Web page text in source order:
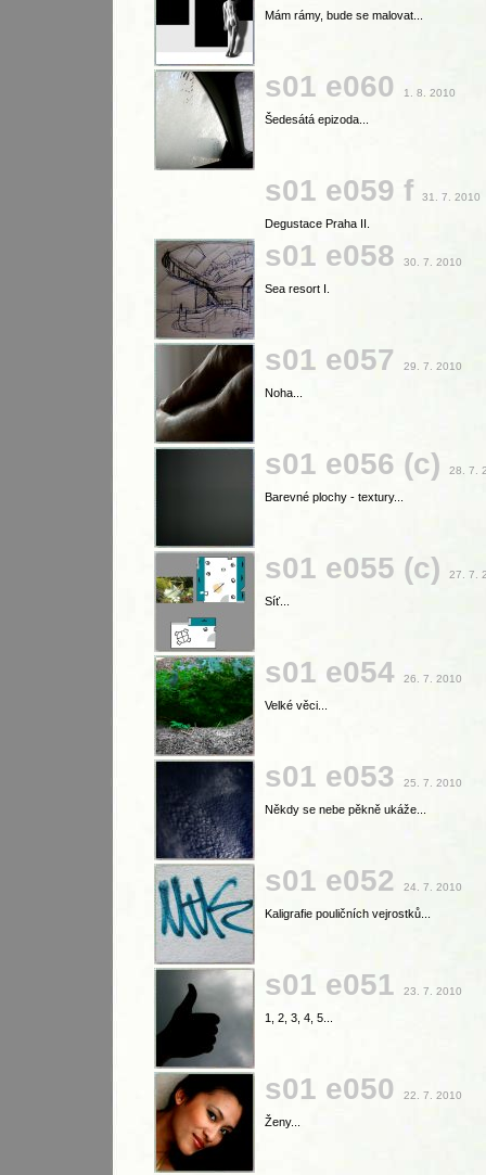
Mám rámy, bude se malovat...
s01 e060 1. 8. 2010
Šedesátá epizoda...
s01 e059 f 31. 7. 2010
Degustace Praha II.
s01 e058 30. 7. 2010
Sea resort I.
s01 e057 29. 7. 2010
Noha...
s01 e056 (c) 28. 7.
Barevné plochy - textury...
s01 e055 (c) 27. 7.
Síť...
s01 e054 26. 7. 2010
Velké věci...
s01 e053 25. 7. 2010
Někdy se nebe pěkně ukáže...
s01 e052 24. 7. 2010
Kaligrafie pouličních vejrostků...
s01 e051 23. 7. 2010
1, 2, 3, 4, 5...
s01 e050 22. 7. 2010
Ženy...